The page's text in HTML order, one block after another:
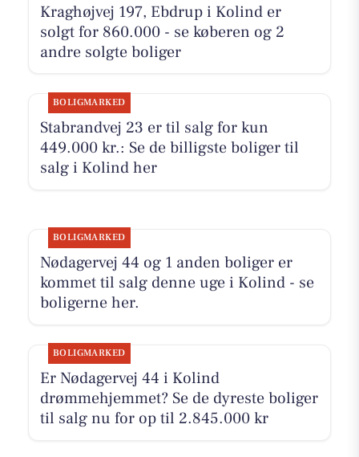
Kraghøjvej 197, Ebdrup i Kolind er
solgt for 860.000 - se køberen og 2
andre solgte boliger
BOLIGMARKED
Stabrandvej 23 er til salg for kun
449.000 kr.: Se de billigste boliger til
salg i Kolind her
BOLIGMARKED
Nødagervej 44 og 1 anden boliger er
kommet til salg denne uge i Kolind - se
boligerne her.
BOLIGMARKED
Er Nødagervej 44 i Kolind
drømmehjemmet? Se de dyreste boliger
til salg nu for op til 2.845.000 kr